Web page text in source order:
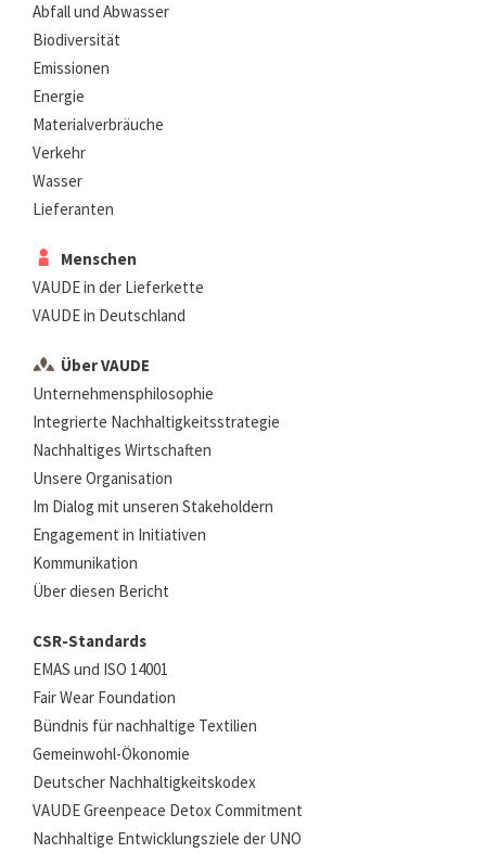
Abfall und Abwasser
Biodiversität
Emissionen
Energie
Materialverbräuche
Verkehr
Wasser
Lieferanten
Menschen
VAUDE in der Lieferkette
VAUDE in Deutschland
Über VAUDE
Unternehmensphilosophie
Integrierte Nachhaltigkeitsstrategie
Nachhaltiges Wirtschaften
Unsere Organisation
Im Dialog mit unseren Stakeholdern
Engagement in Initiativen
Kommunikation
Über diesen Bericht
CSR-Standards
EMAS und ISO 14001
Fair Wear Foundation
Bündnis für nachhaltige Textilien
Gemeinwohl-Ökonomie
Deutscher Nachhaltigkeitskodex
VAUDE Greenpeace Detox Commitment
Nachhaltige Entwicklungsziele der UNO